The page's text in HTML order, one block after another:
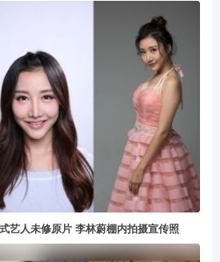
艺人未修原片 李林蔚棚内拍摄宣传照